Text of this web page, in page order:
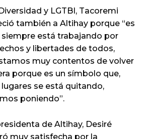
y LGTBI, Tacoremi
también a Altihay porque “es
está trabajando por
y libertades de todos,
muy contentos de volver
porque es un símbolo que,
se está quitando,
poniendo”.
de Altihay, Desiré
muy satisfecha por la